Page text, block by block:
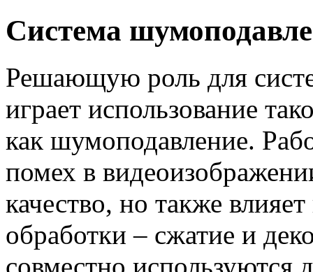
Система
Решающую роль для
играет использование
как шумоподавление.
помех в
качество, но также
обработки – сжатие и